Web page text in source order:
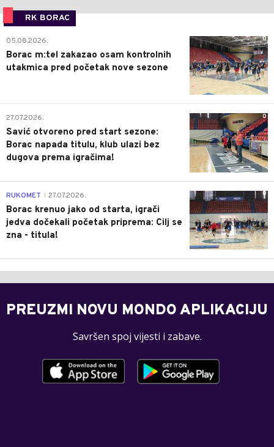
RK BORAC
0
05.08.2026.
Borac m:tel zakazao osam kontrolnih
utakmica pred početak nove sezone
0
27.07.2026.
Savić otvoreno pred start sezone:
Borac napada titulu, klub ulazi bez
dugova prema igračima!
0
RUKOMET 27.07.2026.
Borac krenuo jako od starta, igrači
jedva dočekali početak priprema: Cilj se
zna - titula!
PREUZMI NOVU MONDO APLIKACIJU
Savršen spoj vijesti i zabave.